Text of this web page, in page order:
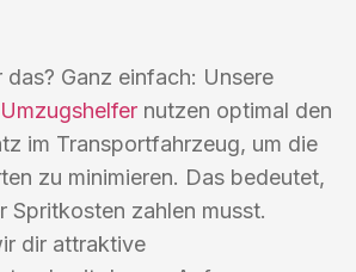
Ganz einfach: Unsere
Umzugshelfer nutzen optimal den
im Transportfahrzeug, um die
zu minimieren. Das bedeutet,
Spritkosten zahlen musst.
dir attraktive